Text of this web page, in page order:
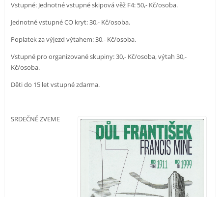
Vstupné: Jednotné vstupné skipová věž F4: 50,- Kč/osoba.
Jednotné vstupné CO kryt: 30,- Kč/osoba.
Poplatek za výjezd výtahem: 30,- Kč/osoba.
Vstupné pro organizované skupiny: 30,- Kč/osoba, výtah 30,-
Kč/osoba.
Děti do 15 let vstupné zdarma.
SRDEČNĚ ZVEME